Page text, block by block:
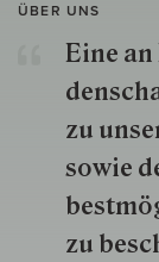
ÜBER UNS
Eine
zu
so­wie
zu